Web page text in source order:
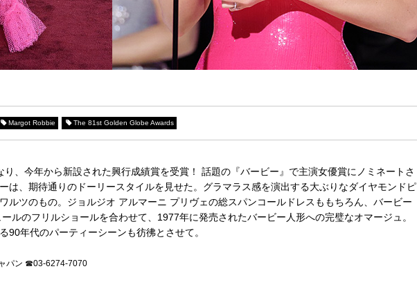
Margot Robbie The 81st Golden Globe Awards
り、今年から新設された興行成績賞を受賞！ 話題の『バービー』で主演女優賞にノミネートさ
は、期待通りのドーリースタイルを見せた。グラマラス感を演出する大ぶりなダイヤモンドピ
ルツのもの。ジョルジオ アルマーニ プリヴェの総スパンコールドレスももちろん、バービー
ルのフリルショールを合わせて、1977年に発売されたバービー人形への完璧なオマージュ。
90年代のパーティーシーンも彷彿とさせて。
パン ☎03-6274-7070